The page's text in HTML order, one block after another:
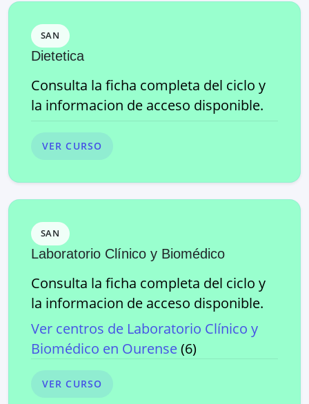
SAN
Dietetica
Consulta la ficha completa del ciclo y
la informacion de acceso disponible.
VER CURSO
SAN
Laboratorio Clínico y Biomédico
Consulta la ficha completa del ciclo y
la informacion de acceso disponible.
Ver centros de Laboratorio Clínico y
Biomédico en Ourense(6)
VER CURSO